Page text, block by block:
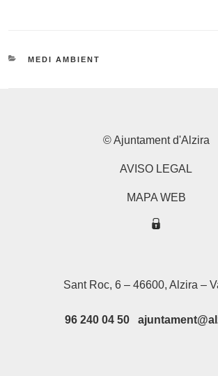
CATEGORIES
MEDI AMBIENT
© Ajuntament d'Alzira
AVISO LEGAL
MAPA WEB
Sant Roc, 6 – 46600, Alzira –
96 240 04 50